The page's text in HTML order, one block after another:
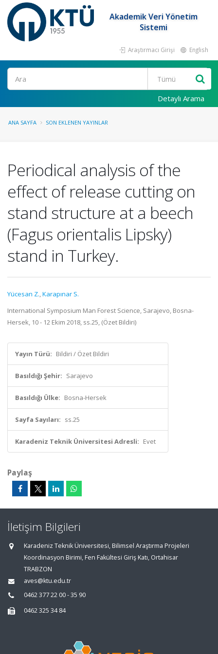
Akademik Veri Yönetim
Sistemi
Araştırmacı Girişi English
Ara
Detaylı Arama
ANA SAYFA SON EKLENEN YAYINLAR
Periodical analysis of the
effect of release cutting on
stand structure at a beech
(Fagus orientalis Lipsky)
stand in Turkey.
Yücesan Z.,Karapınar S.
International Symposium Man Forest Science, Sarajevo, Bosna-
Hersek, 10 - 12 Ekim 2018, ss.25, (Özet Bildiri)
Yayın Türü: Bildiri / Özet Bildiri
Basıldığı Şehir: Sarajevo
Basıldığı Ülke: Bosna-Hersek
Sayfa Sayıları: ss.25
Karadeniz Teknik Üniversitesi Adresli: Evet
Paylaş
İletişim Bilgileri
Karadeniz Teknik Üniversitesi, Bilimsel Araştırma Projeleri
Koordinasyon Birimi, Fen Fakültesi Giriş Katı, Ortahisar
TRABZON
aves@ktu.edu.tr
0462 377 22 00 - 35 90
0462 325 34 84